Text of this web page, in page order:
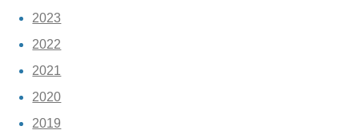
2023
2022
2021
2020
2019